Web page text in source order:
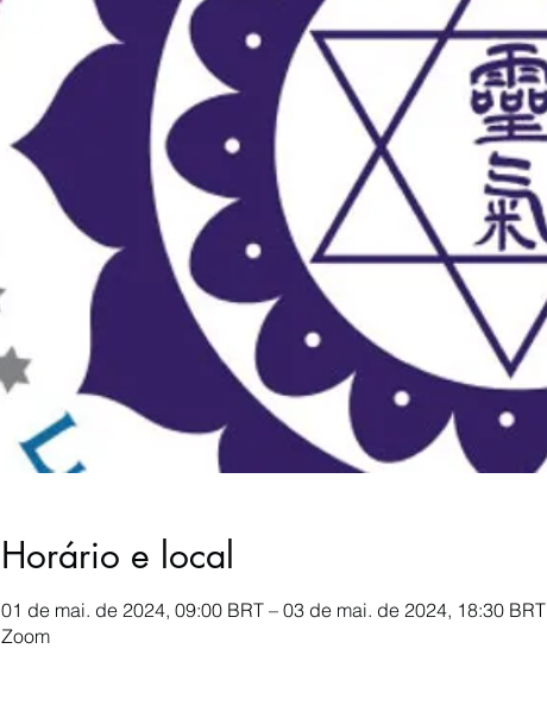
Horário e local
01 de mai. de 2024, 09:00 BRT – 03 de mai. de 2024, 18:30 BRT
Zoom